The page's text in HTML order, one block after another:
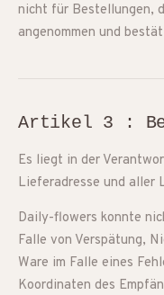
nicht für Bestellungen,
angenommen und
Artikel 3 :
Es liegt in der
Lieferadresse und aller
Daily-flowers konnte
Falle von Verspätung,
Ware im Falle eines
Koordinaten des